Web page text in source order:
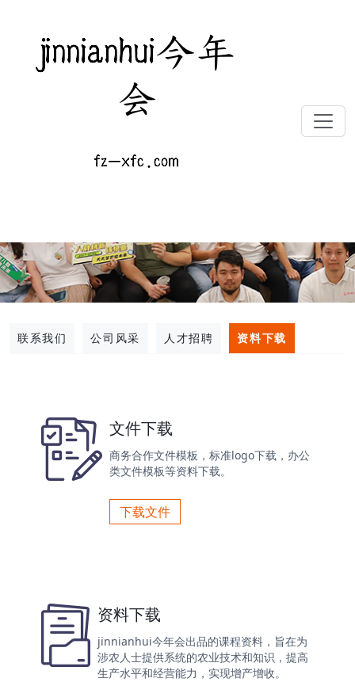
联系我们 公司风采 人才招聘 资料下载
文件下载
商务合作文件模板，标准logo下载，办公
类文件模板等资料下载。
下载文件
资料下载
jinnianhui今年会出品的课程资料，旨在为
涉农人士提供系统的农业技术和知识，提高
生产水平和经营能力，实现增产增收。